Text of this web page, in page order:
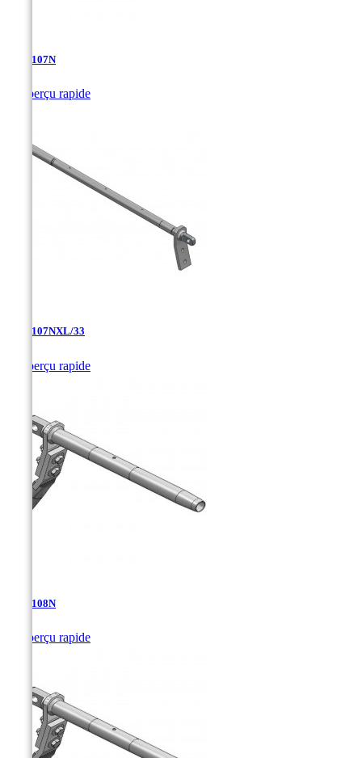
TDA-107N
Aperçu rapide
TDA-107NXL/33
Aperçu rapide
TDA-108N
Aperçu rapide